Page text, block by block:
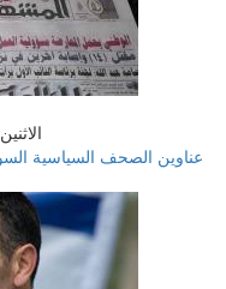
الاثنين 30 ديسمبر 2019 11:04 صباحاً